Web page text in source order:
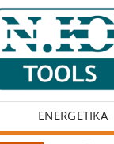
ENERGETIKA